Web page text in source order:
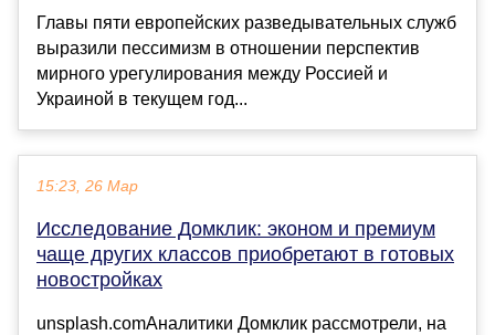
Главы пяти европейских разведывательных служб
выразили пессимизм в отношении перспектив
мирного урегулирования между Россией и
Украиной в текущем год...
15:23, 26 Мар
Исследование Домклик: эконом и премиум
чаще других классов приобретают в готовых
новостройках
unsplash.comАналитики Домклик рассмотрели, на